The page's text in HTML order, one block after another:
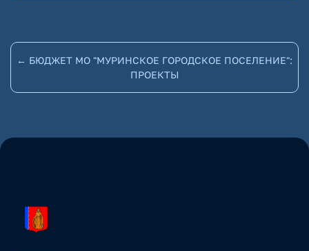
← БЮДЖЕТ МО "МУРИНСКОЕ ГОРОДСКОЕ ПОСЕЛЕНИЕ":
ПРОЕКТЫ